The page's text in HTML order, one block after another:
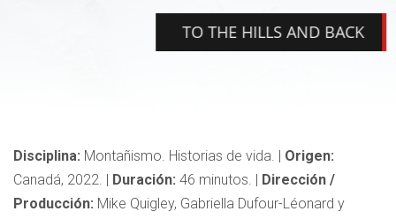
TO THE HILLS AND BACK
Disciplina: Montañismo. Historias de vida. | Origen:
Canadá, 2022. | Duración: 46 minutos. | Dirección /
Producción: Mike Quigley, Gabriella Dufour-Léonard y